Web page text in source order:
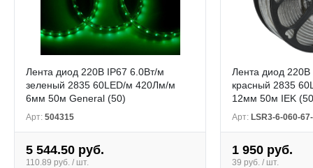
Лента диод 220В IP67 6.0Вт/м
зеленый 2835 60LED/м 420Лм/м
6мм 50м General (50)
Арт: 504315
5 544.50 руб.
110.89 руб. / шт.
Лента диод
красный 2835
12мм 50м IEK
Арт: LSR3-6-060-
1 950 руб.
39 руб. / шт.